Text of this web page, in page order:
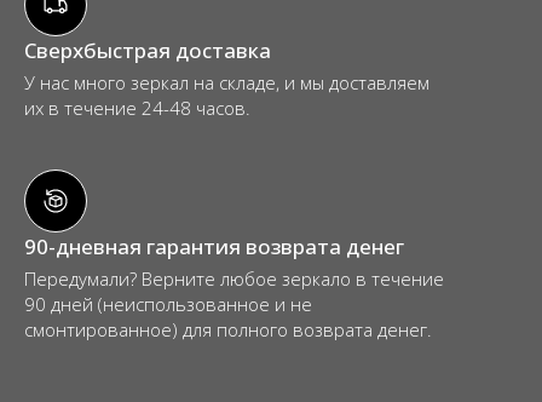
Сверхбыстрая доставка
У нас много зеркал на складе, и мы доставляем
их в течение 24-48 часов.
90-дневная гарантия возврата денег
Передумали? Верните любое зеркало в течение
90 дней (неиспользованное и не
смонтированное) для полного возврата денег.